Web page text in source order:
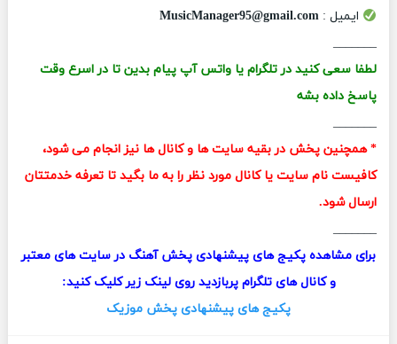
ایمیل : MusicManager95@gmail.com
_______
لطفا سعی کنید در تلگرام یا واتس آپ پیام بدین تا در اسرع وقت
پاسخ داده بشه
_______
* همچنین پخش در بقیه سایت ها و کانال ها نیز انجام می شود،
کافیست نام سایت یا کانال مورد نظر را به ما بگید تا تعرفه خدمتتان
ارسال شود.
_______
برای مشاهده پکیج های پیشنهادی پخش آهنگ در سایت های معتبر
و کانال های تلگرام پربازدید روی لینک زیر کلیک کنید:
پکیج های پیشنهادی پخش موزیک